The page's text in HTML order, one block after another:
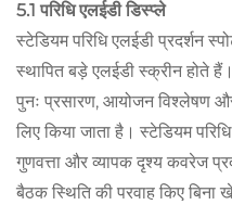
5.1 परिधि एलईडी डिस्प्ले
स्टेडियम परिधि एलईडी प्रदर्शन
स्थापित बड़े एलईडी स्क्रीन होते
पुनः प्रसारण, आयोजन विश्लेषण
लिए किया जाता है। स्टेडियम
गुणवत्ता और व्यापक दृश्य कवरेज
बैठक स्थिति की परवाह किए